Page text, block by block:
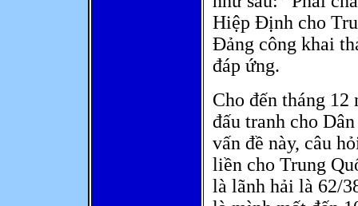
Hiệp Định cho
Đảng công khai
đáp ứng.
Cho đến tháng
đấu tranh cho
vấn đề này, câu
liền cho Trung
là lãnh hải là 62/